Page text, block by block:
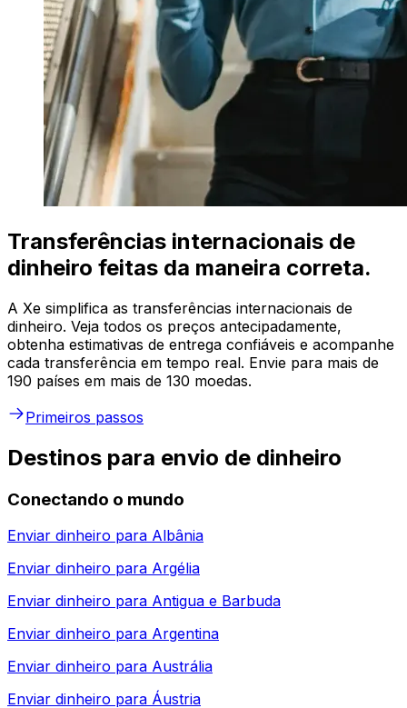
Transferências internacionais de
dinheiro feitas da maneira correta.
A Xe simplifica as transferências internacionais de
dinheiro. Veja todos os preços antecipadamente,
obtenha estimativas de entrega confiáveis e acompanhe
cada transferência em tempo real. Envie para mais de
190 países em mais de 130 moedas.
Primeiros passos
Destinos para envio de dinheiro
Conectando o mundo
Enviar dinheiro para Albânia
Enviar dinheiro para Argélia
Enviar dinheiro para Antigua e Barbuda
Enviar dinheiro para Argentina
Enviar dinheiro para Austrália
Enviar dinheiro para Áustria